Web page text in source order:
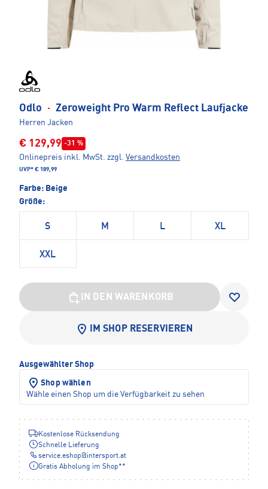
Odlo · Zeroweight Pro Warm Reflect Laufjacke
Herren Jacken
€ 129,99 -31 %
Onlinepreis inkl. MwSt. zzgl. Versandkosten
UVP* € 189,99
Farbe: Beige
Größe:
S M L XL
XXL
IN DEN WARENKORB
IM SHOP RESERVIEREN
Ausgewählter Shop
Shop wählen
Wähle einen Shop um die Verfügbarkeit zu sehen
Kostenlose Rücksendung
Schnelle Lieferung
service.eshop@intersport.at
Gratis Abholung im Shop**